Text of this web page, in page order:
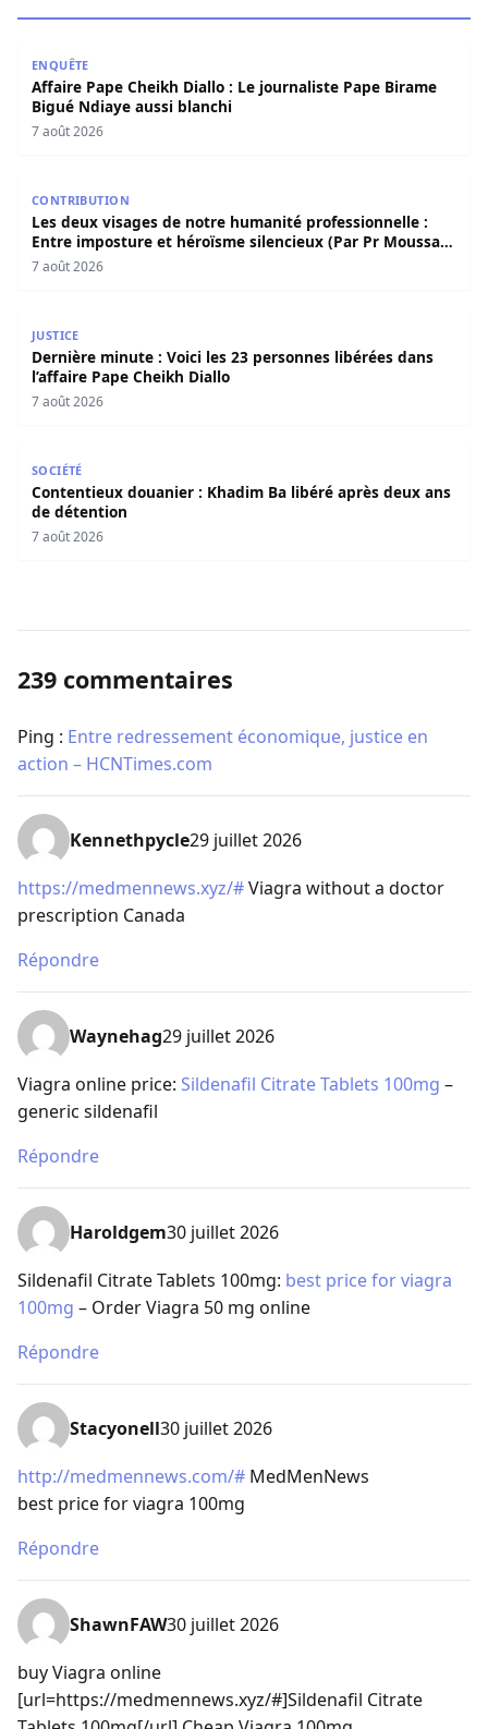
ENQUÊTE
Affaire Pape Cheikh Diallo : Le journaliste Pape Birame
Bigué Ndiaye aussi blanchi
7 août 2026
CONTRIBUTION
Les deux visages de notre humanité professionnelle :
Entre imposture et héroïsme silencieux (Par Pr Moussa
Seydi)
7 août 2026
JUSTICE
Dernière minute : Voici les 23 personnes libérées dans
l’affaire Pape Cheikh Diallo
7 août 2026
SOCIÉTÉ
Contentieux douanier : Khadim Ba libéré après deux ans
de détention
7 août 2026
239 commentaires
Ping : Entre redressement économique, justice en
action – HCNTimes.com
Kennethpycle29 juillet 2026
https://medmennews.xyz/#Viagra without a doctor
prescription Canada
Répondre
Waynehag29 juillet 2026
Viagra online price: Sildenafil Citrate Tablets 100mg –
generic sildenafil
Répondre
Haroldgem30 juillet 2026
Sildenafil Citrate Tablets 100mg: best price for viagra
100mg – Order Viagra 50 mg online
Répondre
Stacyonell30 juillet 2026
http://medmennews.com/# MedMenNews
best price for viagra 100mg
Répondre
ShawnFAW30 juillet 2026
buy Viagra online
[url=https://medmennews.xyz/#]Sildenafil Citrate